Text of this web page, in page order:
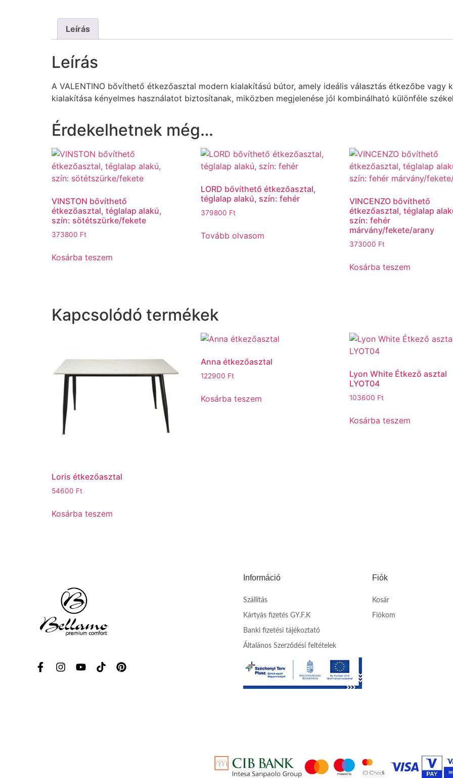
Leírás
Leírás
A VALENTINO bővíthető étkezőasztal modern kialakítású bútor, amely ideális választás étkezőbe vagy
kialakítása kényelmes használatot biztosítanak, miközben megjelenése jól kombinálható különféle
Érdekelhetnek még…
VINSTON bővíthető
étkezőasztal, téglalap alakú,
szín: sötétszürke/fekete
373800 Ft
Kosárba teszem
LORD bővíthető étkezőasztal,
téglalap alakú, szín: fehér
379800 Ft
Tovább olvasom
VINCENZO bővíthető
étkezőasztal, téglalap
szín: fehér
márvány/fekete/arany
373000 Ft
Kosárba teszem
Kapcsolódó termékek
Loris étkezőasztal
54600 Ft
Kosárba teszem
Anna étkezőasztal
122900 Ft
Kosárba teszem
Lyon White Étkező asztal
LYOT04
103600 Ft
Kosárba teszem
Információ
Szállítás
Kártyás fizetés GY.F.K
Banki fizetési tájékoztató
Általános Szerződési feltételek
Fiók
Kosár
Fiókom